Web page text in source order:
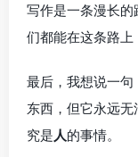
写作是一条漫长
们都能在这条路上
最后，我想说一
东西，但它永远
究是 人的事情。